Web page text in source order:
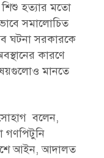
হত্যার মতো
সমালোচিত
ঘটনা সরকারকে
কারণে
মানতে
বলেন,
গণপিটুনি
আইন, আদালত